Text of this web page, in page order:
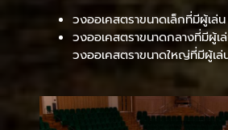
วงออเคสตราขนาดเล็กที่มีผู้เ
วงออเคสตราขนาดกลางที่มีผู้
วงออเคสตราขนาดใหญ่ที่มีผู้เ